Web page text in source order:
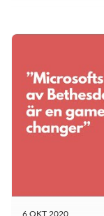
6 OKT 2020